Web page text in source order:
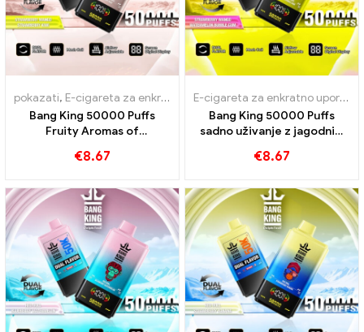
pokazati, E-cigareta za enkratno uporabo z nikotinom ,E-cigarete
Bang King 50000 Puffs
Fruity Aromas of
Strawberry Kiwi za
€8.67
E-cigareta za enkratno uporabo z nikotinom
Bang King 50000 Puffs
sadno uživanje z jagodnim
mehurčkov gumi
€8.67